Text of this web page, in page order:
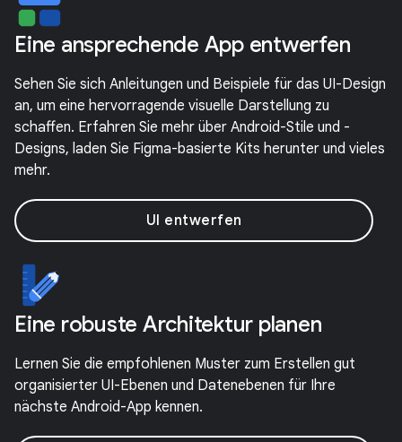
Eine ansprechende App entwerfen
Sehen Sie sich Anleitungen und Beispiele für das UI-Design
an, um eine hervorragende visuelle Darstellung zu
schaffen. Erfahren Sie mehr über Android-Stile und -
Designs, laden Sie Figma-basierte Kits herunter und vieles
mehr.
UI entwerfen
Eine robuste Architektur planen
Lernen Sie die empfohlenen Muster zum Erstellen gut
organisierter UI-Ebenen und Datenebenen für Ihre
nächste Android-App kennen.